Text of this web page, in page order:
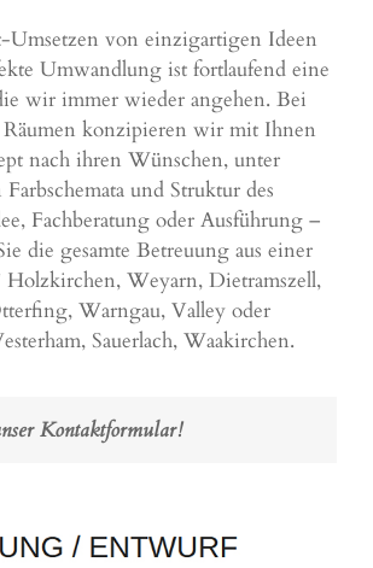
von einzigartigen Ideen
Umwandlung ist fortlaufend eine
wir immer wieder angehen. Bei
konzipieren wir mit Ihnen
nach ihren Wünschen, unter
und Struktur des
Fachberatung oder Ausführung –
die gesamte Betreuung aus einer
Holzkirchen, Weyarn, Dietramszell,
, Warngau, Valley oder
Sauerlach, Waakirchen.
Kontaktformular!